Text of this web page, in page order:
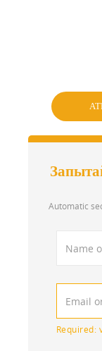
Automatic
Required: